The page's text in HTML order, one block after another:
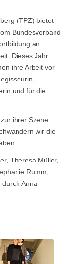
(TPZ) bietet
Bundesverband
an.
Dieses Jahr
ihre Arbeit vor.
und für die
ihrer Szene
wir die
Theresa Müller,
Rumm,
durch Anna